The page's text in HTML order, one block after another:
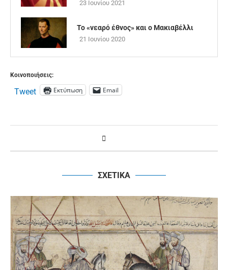
23 Ιουνίου 2021
Το «νεαρό έθνος» και ο Μακιαβέλλι
21 Ιουνίου 2020
Κοινοποιήσεις:
Tweet Εκτύπωση Email
ΣΧΕΤΙΚΑ